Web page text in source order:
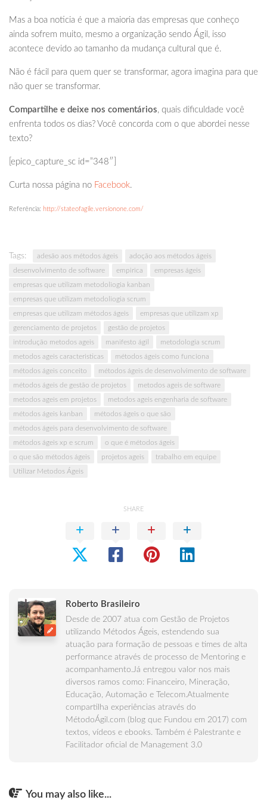
Mas a boa noticia é que a maioria das empresas que conheço
ainda sofrem muito, mesmo a organização sendo Ágil, isso
acontece devido ao tamanho da mudança cultural que é.
Não é fácil para quem quer se transformar, agora imagina para que
não quer se transformar.
Compartilhe e deixe nos comentários, quais dificuldade você
enfrenta todos os dias? Você concorda com o que abordei nesse
texto?
[epico_capture_sc id=”348″]
Curta nossa página no Facebook.
Referência: http://stateofagile.versionone.com/
Tags: adesão aos métodos ágeis
adoção aos métodos ágeis
desenvolvimento de software
empirica
empresas ágeis
empresas que utilizam metodoliogia kanban
empresas que utilizam metodoliogia scrum
empresas que utilizam métodos ágeis
empresas que utilizam xp
gerenciamento de projetos
gestão de projetos
introdução metodos ageis
manifesto ágil
metodologia scrum
metodos ageis caracteristicas
métodos ágeis como funciona
métodos ágeis conceito
métodos ágeis de desenvolvimento de software
métodos ágeis de gestão de projetos
metodos ageis de software
metodos ageis em projetos
metodos ageis engenharia de software
métodos ágeis kanban
métodos ágeis o que são
métodos ágeis para desenvolvimento de software
métodos ágeis xp e scrum
o que é métodos ágeis
o que são métodos ágeis
projetos ageis
trabalho em equipe
Utilizar Metodos Ágeis
SHARE
Roberto Brasileiro
Desde de 2007 atua com Gestão de Projetos
utilizando Métodos Ágeis, estendendo sua
atuação para formação de pessoas e times de alta
performance através de processo de Mentoring e
acompanhamento.Já entregou valor nos mais
diversos ramos como: Financeiro, Mineração,
Educação, Automação e Telecom.Atualmente
compartilha experiências através do
MétodoÁgil.com (blog que Fundou em 2017) com
textos, vídeos e ebooks. Também é Palestrante e
Facilitador oficial de Management 3.0
You may also like...